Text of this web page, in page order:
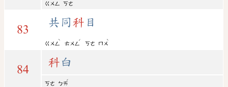
ㄍㄨㄥ ㄎㄜ
83
共同科 目
ㄍㄨㄥ
ˋ
ㄊㄨㄥ
ˊ
ㄎㄜ ㄇㄨ
ˋ
84
科 白
ㄎㄜ ㄅㄞ
ˊ